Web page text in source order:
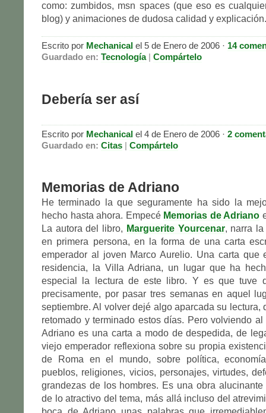
como: zumbidos, msn spaces (que eso es
blog) y animaciones de dudosa calidad y explicación.
Escrito por Mechanical el 5 de Enero de 2006 · 14
Guardado en: Tecnología| Compártelo
Debería ser así
Escrito por Mechanical el 4 de Enero de 2006 · 2
Guardado en: Citas | Compártelo
Memorias de Adriano
He terminado la que seguramente ha sido la
hecho hasta ahora. Empecé Memorias de Adriano
La autora del libro, Marguerite Yourcenar, narra
en primera persona, en la forma de una carta
emperador al joven Marco Aurelio. Una carta que
residencia, la Villa Adriana, un lugar que ha
especial la lectura de este libro. Y es que tuve
precisamente, por pasar tres semanas en aquel
septiembre. Al volver dejé algo aparcada su lectura,
retomado y terminado estos días. Pero volviendo
Adriano es una carta a modo de despedida, de
viejo emperador reflexiona sobre su propia
de Roma en el mundo, sobre política,
pueblos, religiones, vicios, personajes, virtudes,
grandezas de los hombres. Es una obra
de lo atractivo del tema, más allá incluso del